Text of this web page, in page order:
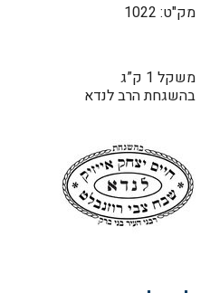
מק"ט: 1022
משקל 1 ק”ג
בהשגחת הרב לנדא